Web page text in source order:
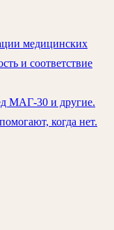
медицинских
и соответствие
МАГ-30 и другие.
когда нет.